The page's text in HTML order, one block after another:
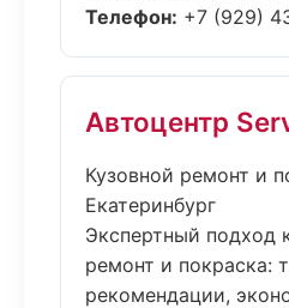
Телефон: +7 (929)
Автоцентр
Кузовной ремонт и
Екатеринбург
Экспертный подход
ремонт и покраска:
рекомендации,